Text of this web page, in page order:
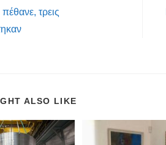
τρεις
ALSO LIKE